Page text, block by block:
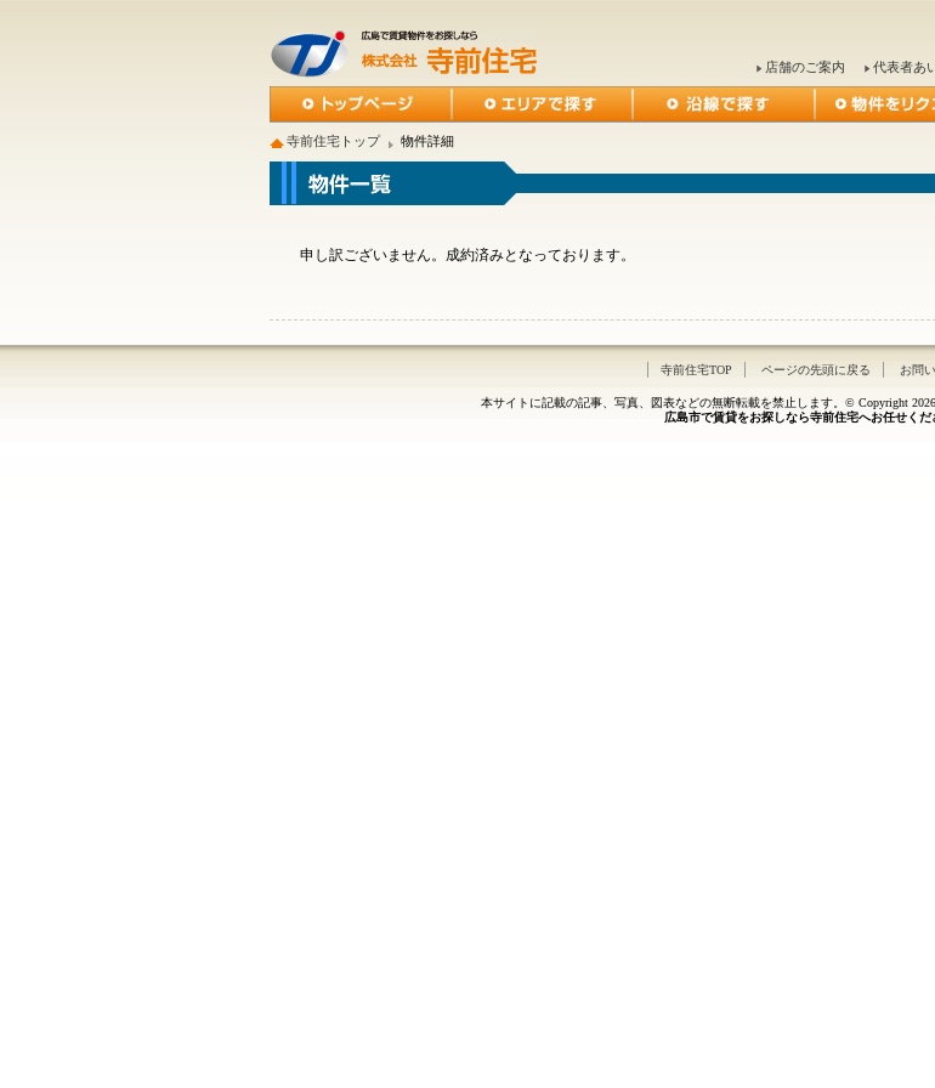
店舗のご案内 代表者あ
寺前住宅トップ 物件詳細
申し訳ございません。成約済みとなっております。
寺前住宅TOP ページの先頭に戻る お問
本サイトに記載の記事、写真、図表などの無断転載を禁止します。© Copyright 2026
広島市で賃貸をお探しなら寺前住宅へお任せくだ